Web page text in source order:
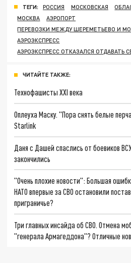
ТЕГИ: РОССИЯ МОСКОВСКАЯ
МОСКВА
АЭРОПОРТ
ПЕРЕВОЗКИ МЕЖДУ ШЕРЕМЕТЬЕВО И
АЭРОЭКСПРЕСС
АЭРОЭКСПРЕСС ОТКАЗАЛСЯ ОТДАВАТЬ
ЧИТАЙТЕ ТАКЖЕ:
Технофашисты XXI века
Оплеуха Маску. "Пора снять белые
Starlink
Даня с Дашей спаслись от боевиков
закончились
"Очень плохие новости": Большая
НАТО впервые за СВО остановили
приграничье?
Три главных инсайда об СВО. Отмена
"генерала Армагеддона"? Отличные